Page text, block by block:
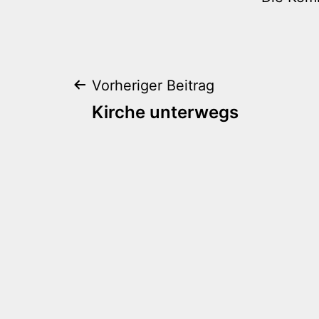
Vorheriger Beitrag
Kirche unterwegs